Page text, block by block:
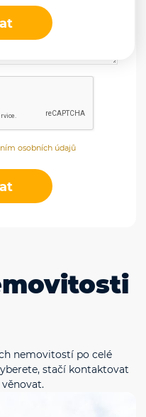
osobních údajů
nemovitostí po celé
stačí kontaktovat